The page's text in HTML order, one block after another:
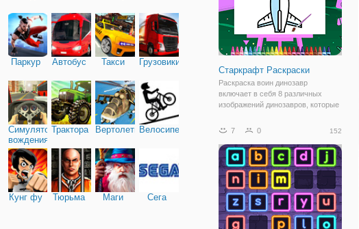
Паркур Автобус Такси Грузовики
Симулятор
вождения
Трактора ВертолетыВелосипед
Кунг фу Тюрьма Маги Сега
Старкрафт Раскраски
Раскраска воин динозавр
включает в себя 8 различных
изображений динозавров, которые
им нравится. Использовать любой
можете показать результаты
вашей семьей
7 0 152